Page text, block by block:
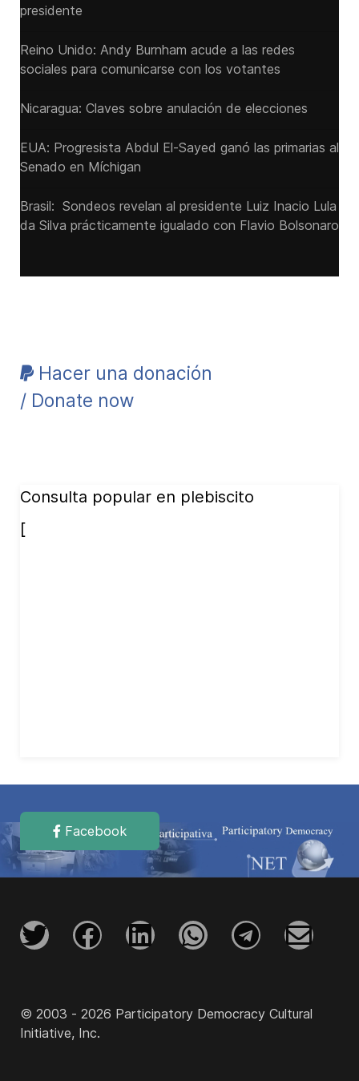
presidente
Reino Unido: Andy ‌Burnham acude a las redes
sociales para comunicarse con los votantes
Nicaragua: Claves sobre anulación de elecciones
EUA: Progresista Abdul El-Sayed ganó las primarias al
Senado ‌en Míchigan
Brasil: Sondeos revelan al presidente Luiz Inacio Lula
da Silva prácticamente igualado con Flavio Bolsonaro
Hacer una donación
/ Donate now
Consulta popular en plebiscito
[
Facebook
© 2003 - 2026 Participatory Democracy Cultural
Initiative, Inc.